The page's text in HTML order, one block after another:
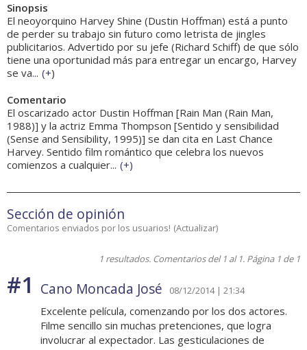
Sinopsis
El neoyorquino Harvey Shine (Dustin Hoffman) está a punto
de perder su trabajo sin futuro como letrista de jingles
publicitarios. Advertido por su jefe (Richard Schiff) de que sólo
tiene una oportunidad más para entregar un encargo, Harvey
se va... (+)
Comentario
El oscarizado actor Dustin Hoffman [Rain Man (Rain Man,
1988)] y la actriz Emma Thompson [Sentido y sensibilidad
(Sense and Sensibility, 1995)] se dan cita en Last Chance
Harvey. Sentido film romántico que celebra los nuevos
comienzos a cualquier... (+)
Sección de opinión
Comentarios enviados por los usuarios! (Actualizar)
1 resultados. Comentarios del 1 al 1. Página 1 de 1
#1 Cano Moncada José 08/12/2014 | 21:34
Excelente película, comenzando por los dos actores.
Filme sencillo sin muchas pretenciones, que logra
involucrar al expectador. Las gesticulaciones de